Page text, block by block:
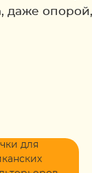
даже